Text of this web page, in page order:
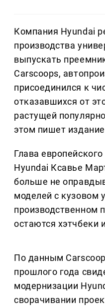
Компания Hyundai
производства
выпускать
Carscoops,
присоединился к
отказавшихся от
растущей
этом пишет издание
Глава
Hyundai Ксавье
больше не
моделей с кузовом
производственном
остаются хэтчбеки
По данным
прошлого года
модернизации
сворачивании